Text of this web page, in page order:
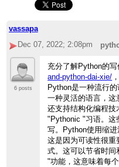
vassapa
Dec 07, 2022; 2:08pm
6 posts
充分了解Python的写
and-python-dai-xie/
Python是一种流行
一种灵活的语言，这
还支持结构化编程技
"Pythonic "习语。这
写。Python使用缩进
这是因为可读性很
式。这可以节省时
"功能，这意味着每